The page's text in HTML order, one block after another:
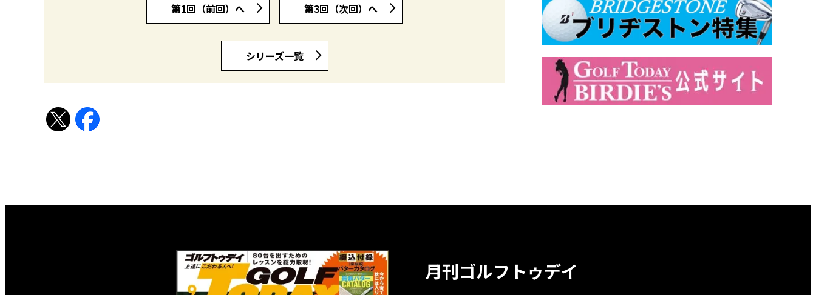
第1回（前回）へ 第3回（次回）へ
シリーズ一覧
月刊ゴルフトゥデイ